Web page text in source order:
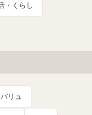
・くらし
リュ